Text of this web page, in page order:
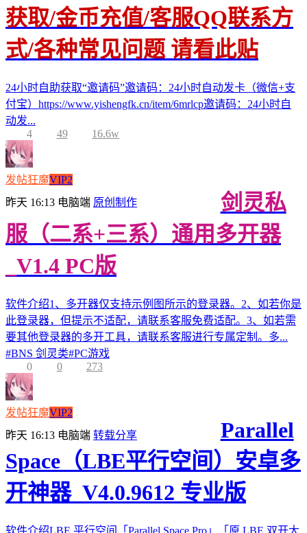
获取/金币充值/客服QQ联系方
式/各种常见问题 请看此贴
24小时自助获取“邀请码”邀请码：24小时自动发卡（微信+支
付宝）https://www.yishengfk.cn/item/6mrlcp邀请码：24小时自
动发...
4
49 16.6w
发帖狂魔VIP2
昨天 16:13 电脑端 原创制作
剑灵私
服（二系+三系）通用多开器
_V1.4 PC版
软件介绍1、多开器仅支持示例图所示的登录器。2、如若你是
此登录器，但提示不适配，请联系客服免费适配。3、如若需
要其他登录器的多开工具，请联系客服进行专属定制。多...
#BNS 剑灵类#PC游戏
0
0 273
发帖狂魔VIP2
昨天 16:13 电脑端 转载分享
Parallel
Space（LBE平行空间）安卓多
开神器_V4.0.9612 专业版
软件介绍LBE 平行空间「Parallel Space Pro」「原 LBE 双开大